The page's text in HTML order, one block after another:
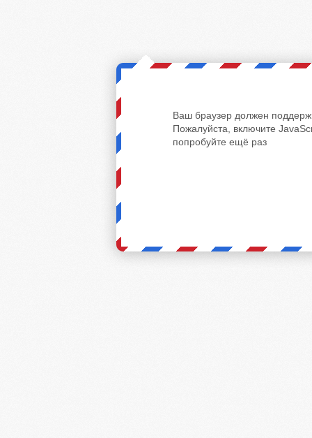
Ваш браузер должен
Пожалуйста, включите
попробуйте ещё раз